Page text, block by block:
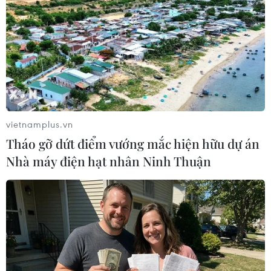
xác cao.
Nông dân xã Minh Thuận, huyện U Minh Thượng làm đất chuẩn
bị thả nuôi vụ tôm nước lợ tránh hạn mặn. (Ảnh: Lê
Sen/TTXVN)
Kết hợp nhiều công nghệ khác nhau
vietnamplus.vn
Tháo gỡ dứt điểm vướng mắc hiện hữu dự án
Nhà máy điện hạt nhân Ninh Thuận